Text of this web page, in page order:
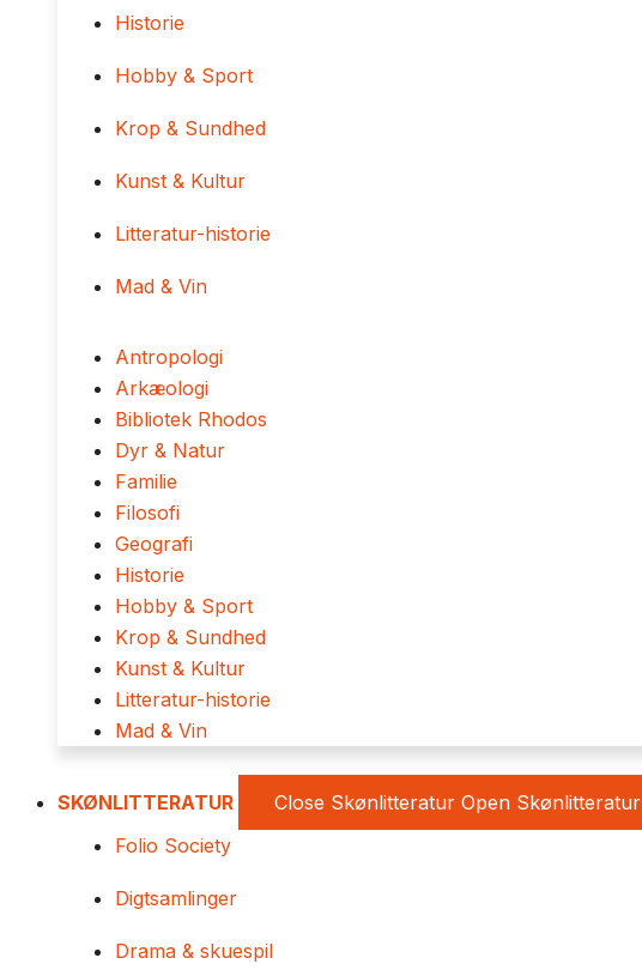
Historie
Hobby & Sport
Krop & Sundhed
Kunst & Kultur
Litteratur-historie
Mad & Vin
Antropologi
Arkæologi
Bibliotek Rhodos
Dyr & Natur
Familie
Filosofi
Geografi
Historie
Hobby & Sport
Krop & Sundhed
Kunst & Kultur
Litteratur-historie
Mad & Vin
SKØNLITTERATUR Close Skønlitteratur Open Skønlitteratur
Folio Society
Digtsamlinger
Drama & skuespil